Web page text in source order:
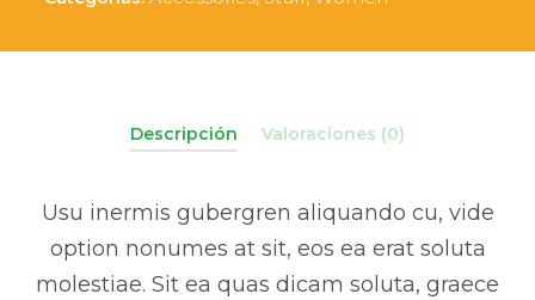
Descripción Valoraciones (0)
Usu inermis gubergren aliquando cu, vide
option nonumes at sit, eos ea erat soluta
molestiae. Sit ea quas dicam soluta, graece